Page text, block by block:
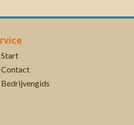
Start
Contact
Bedrijvengids